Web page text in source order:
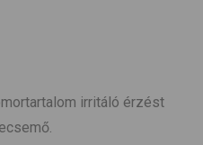
irritáló érzést